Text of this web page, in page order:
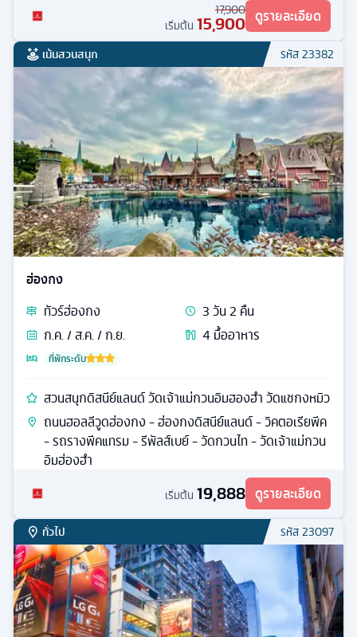
17,900
เริ่มต้น 15,900 ดูรายละเอียด
เน้นสวนสนุก รหัส23382
ฮ่องกง
ทัวร์ฮ่องกง 3วัน2 คืน
ก.ค. / ส.ค. / ก.ย.
4 มื้ออาหาร
ที่พักระดับ
สวนสนุกดิสนีย์แลนด์ วัดเจ้าแม่กวนอิมฮองฮำ วัดแชกงหมิว
ถนนฮอลลีวูดฮ่องกง - ฮ่องกงดิสนีย์แลนด์ - วิคตอเรียพีค
- รถรางพีคแทรม - รีพัลส์เบย์ - วัดกวนไท - วัดเจ้าแม่กวน
อิมฮ่องฮำ
เริ่มต้น 19,888 ดูรายละเอียด
ทั่วไป รหัส23097